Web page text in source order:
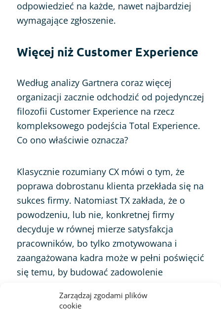
Zarządzaj zgodami plików
cookie
odpowiedzieć na każde, nawet najbardziej
wymagające zgłoszenie.
Więcej niż Customer Experience
Według analizy Gartnera coraz więcej
organizacji zacznie odchodzić od pojedynczej
filozofii Customer Experience na rzecz
kompleksowego podejścia Total Experience.
Co ono właściwie oznacza?
Klasycznie rozumiany CX mówi o tym, że
poprawa dobrostanu klienta przekłada się na
sukces firmy. Natomiast TX zakłada, że o
powodzeniu, lub nie, konkretnej firmy
decyduje w równej mierze satysfakcja
pracowników, bo tylko zmotywowana i
zaangażowana kadra może w pełni poświęcić
się temu, by budować zadowolenie